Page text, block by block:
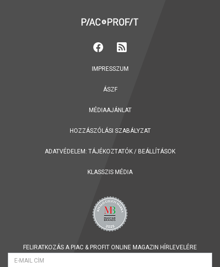
IMPRESSZUM
ÁSZF
MÉDIAAJÁNLAT
HOZZÁSZÓLÁSI SZABÁLYZAT
ADATVÉDELEM: TÁJÉKOZTATÓK / BEÁLLÍTÁSOK
KLASSZIS MÉDIA
FELIRATKOZÁS A PIAC & PROFIT ONLINE MAGAZIN HÍRLEVELÉRE